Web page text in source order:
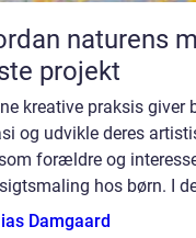
naturens
projekt
kreative praksis giver
og udvikle deres
forældre og
hos børn. I
Damgaard